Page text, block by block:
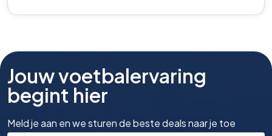
Jouw voetbalervaring
begint hier
Meld je aan en we sturen de beste deals naar je toe